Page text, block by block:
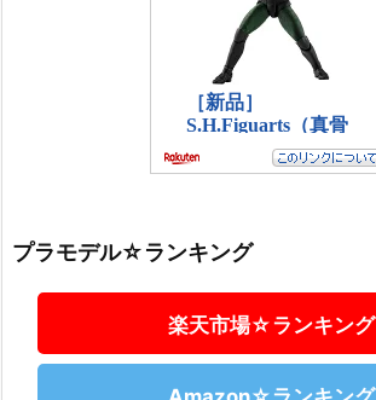
プラモデル☆ランキング
楽天市場☆ランキング